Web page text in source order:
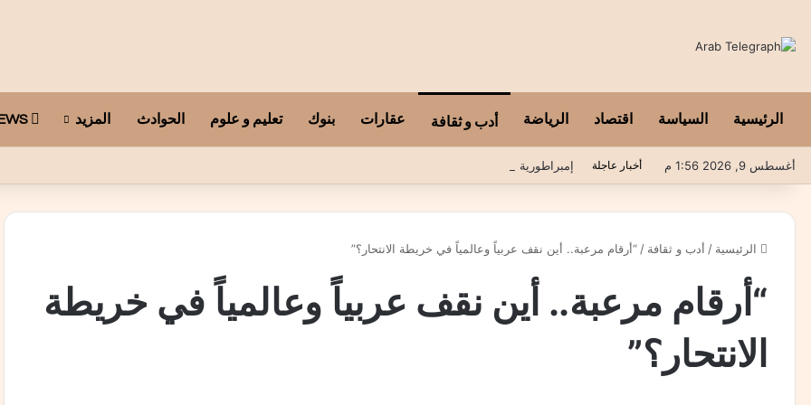
الرئيسية السياسة اقتصاد الرياضة أدب و ثقافة عقارات بنوك تعليم و علوم الحوادث المزيد
أغسطس 9, 2026 1:56 م أخبار عاجلة إمبراطورية النفايات.. حين تتحول قذارة الكبار إلى تجارة فوق أراضي الآخرين
الرئيسية / أدب و ثقافة / “أرقام مرعبة.. أين نقف عربياً وعالمياً في خريطة الانتحار؟”
“أرقام مرعبة.. أين نقف عربياً وعالمياً في خريطة
الانتحار؟”